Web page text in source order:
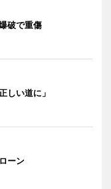
破で重傷
しい道に」
ーン